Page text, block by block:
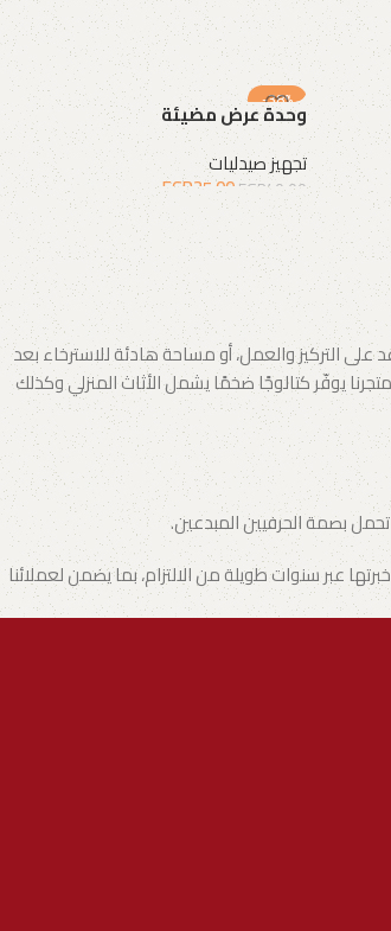
-38%
وحدة عرض مضيئة
تجهيز صيدليات
EGP40.00
EGP25.00
إضافة إلى السلة
التركيز والعمل، أو مساحة هادئة للاسترخاء بعد
يوفّر كتالوجًا ضخمًا يشمل الأثاث المنزلي وكذلك
بصمة الحرفيين المبدعين.
عبر سنوات طويلة من الالتزام، بما يضمن لعملائنا